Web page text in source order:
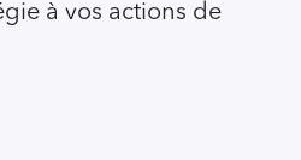
à vos actions de